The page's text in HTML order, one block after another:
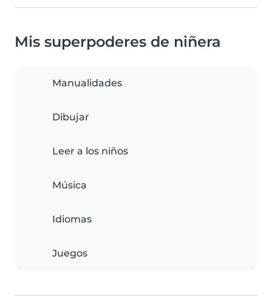
Mis superpoderes de niñera
Manualidades
Dibujar
Leer a los niños
Música
Idiomas
Juegos